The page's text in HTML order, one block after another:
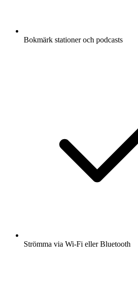
Bokmärk stationer och podcasts
Strömma via Wi-Fi eller Bluetooth